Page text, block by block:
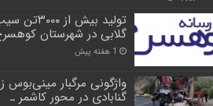
تولید بیش از
گلابی در شهرستان
1 هفته پیش
واژگونی مرگبار مینی‌بوس
گنابادی در محور کاشمر ـ